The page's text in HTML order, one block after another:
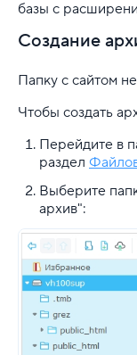
базы с
Создание
Папку с сайтом
Чтобы создать
Перейдите в
раздел
Выберите
архив":